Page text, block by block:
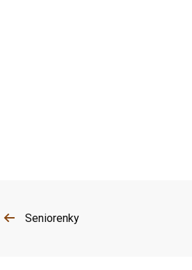
Seniorenky